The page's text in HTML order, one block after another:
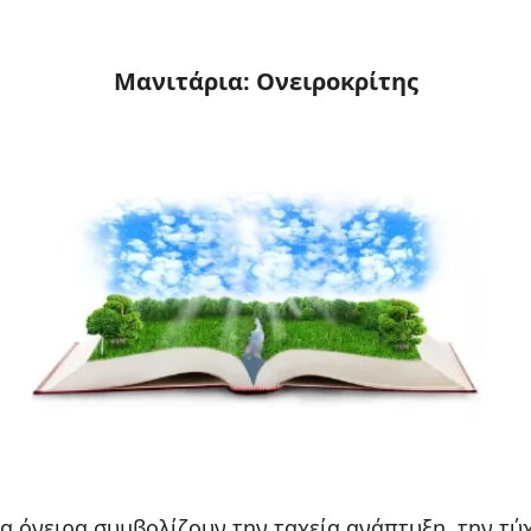
Μανιτάρια: Ονειροκρίτης